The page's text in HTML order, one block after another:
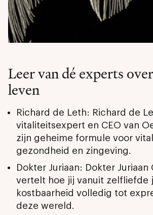
Leer van dé experts
leven
Richard de Leth: Richard de
vitaliteitsexpert en CEO van
zijn geheime formule voor
gezondheid en zingeving.
Dokter Juriaan: Dokter Juriaan
vertelt hoe jij vanuit zelfliefde
kostbaarheid volledig tot
deze wereld.